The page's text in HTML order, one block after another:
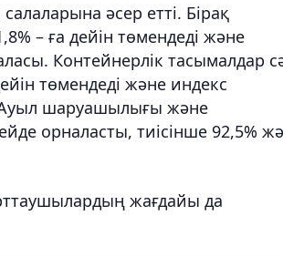
әсер етті. Бірақ
– ға дейін төмендеді және
Контейнерлік тасымалдар
төмендеді және индекс
Ауыл шаруашылығы және
орналасты, тиісінше 92,5%
жағдайы да